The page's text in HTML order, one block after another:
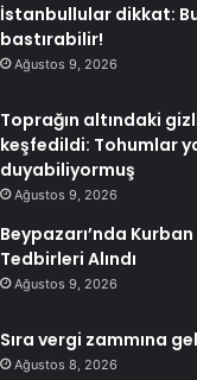
İstanbullular dikkat:
bastırabilir!
Ağustos 9, 2026
Toprağın altındaki
keşfedildi: Tohumlar
duyabiliyormuş
Ağustos 9, 2026
Beypazarı’nda Kurban
Tedbirleri Alındı
Ağustos 9, 2026
Sıra vergi zammına
Ağustos 8, 2026